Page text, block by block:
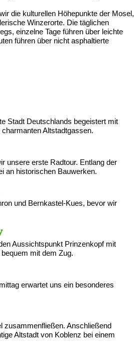
die kulturellen Höhepunkte der Mosel,
Winzerorte. Die täglichen
einzelne Tage führen über leichte
führen über nicht asphaltierte
Stadt Deutschlands begeistert mit
Altstadtgassen.
unsere erste Radtour. Entlang der
an historischen Bauwerken.
und Bernkastel-Kues, bevor wir
Aussichtspunkt Prinzenkopf mit
mit dem Zug.
erwartet uns ein besonderes
zusammenfließen. Anschließend
Altstadt von Koblenz bei einem